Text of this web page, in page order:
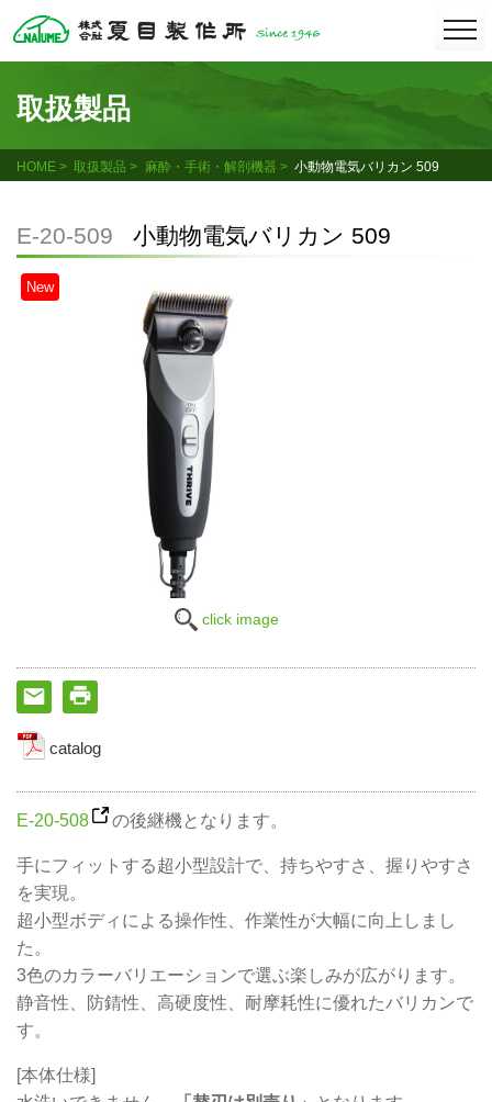
Skip
取扱製品
HOME 取扱製品 麻酔・手術・解剖機器 小動物電気バリカン 509
E-20-509 小動物電気バリカン 509
New
click image
catalog
E-20-508 の後継機となります。
手にフィットする超小型設計で、持ちやすさ、握りやすさ
を実現。
超小型ボディによる操作性、作業性が大幅に向上しまし
た。
3色のカラーバリエーションで選ぶ楽しみが広がります。
静音性、防錆性、高硬度性、耐摩耗性に優れたバリカンで
す。
[本体仕様]